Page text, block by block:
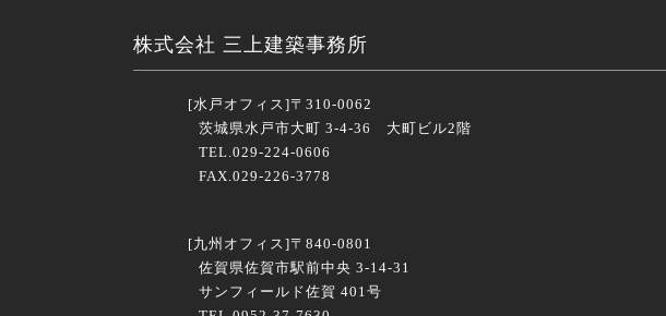
株式会社 三上建築事務所
[水戸オフィス]〒310-0062
茨城県水戸市大町 3-4-36 大町ビル2階
TEL.029-224-0606
FAX.029-226-3778
[九州オフィス]〒840-0801
佐賀県佐賀市駅前中央 3-14-31
サンフィールド佐賀 401号